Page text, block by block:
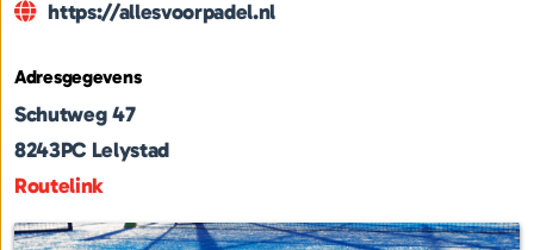
https://allesvoorpadel.nl
Adresgegevens
Schutweg 47
8243PC Lelystad
Routelink